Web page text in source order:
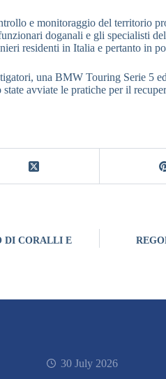
e monitoraggio del territorio
doganali e gli specialisti
residenti in Italia e pertanto in
una BMW Touring Serie 5
avviate le pratiche per il
DI CORALLI E
30 July 2026